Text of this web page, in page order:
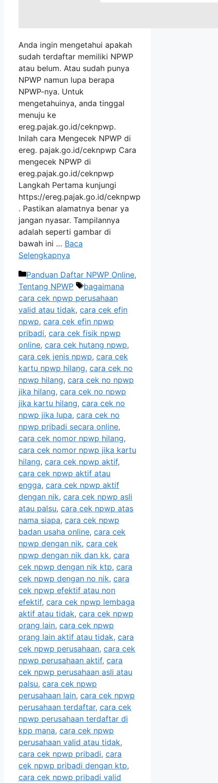
Anda ingin mengetahui apakah
sudah terdaftar memiliki NPWP
atau belum. Atau sudah punya
NPWP namun lupa berapa
NPWP-nya. Untuk
mengetahuinya, anda tinggal
menuju ke
ereg.pajak.go.id/ceknpwp.
Inilah cara Mengecek NPWP di
ereg. pajak.go.id/ceknpwp Cara
mengecek NPWP di
ereg.pajak.go.id/ceknpwp
Langkah Pertama kunjungi
https://ereg.pajak.go.id/ceknpwp
. Pastikan alamatnya benar ya
jangan nyasar. Tampilannya
adalah seperti gambar di
bawah ini … Baca
Selengkapnya
Kategori
Panduan Daftar NPWP Online,
Tentang NPWP
Tag
bagaimana
cara cek npwp perusahaan
valid atau tidak, cara cek efin
npwp, cara cek efin npwp
pribadi, cara cek fisik npwp
online, cara cek hutang npwp,
cara cek jenis npwp, cara cek
kartu npwp hilang, cara cek no
npwp hilang, cara cek no npwp
jika hilang, cara cek no npwp
jika kartu hilang, cara cek no
npwp jika lupa, cara cek no
npwp pribadi secara online,
cara cek nomor npwp hilang,
cara cek nomor npwp jika kartu
hilang, cara cek npwp aktif,
cara cek npwp aktif atau
engga, cara cek npwp aktif
dengan nik, cara cek npwp asli
atau palsu, cara cek npwp atas
nama siapa, cara cek npwp
badan usaha online, cara cek
npwp dengan nik, cara cek
npwp dengan nik dan kk, cara
cek npwp dengan nik ktp, cara
cek npwp dengan no nik, cara
cek npwp efektif atau non
efektif, cara cek npwp lembaga
aktif atau tidak, cara cek npwp
orang lain, cara cek npwp
orang lain aktif atau tidak, cara
cek npwp perusahaan, cara cek
npwp perusahaan aktif, cara
cek npwp perusahaan asli atau
palsu, cara cek npwp
perusahaan lain, cara cek npwp
perusahaan terdaftar, cara cek
npwp perusahaan terdaftar di
kpp mana, cara cek npwp
perusahaan valid atau tidak,
cara cek npwp pribadi, cara
cek npwp pribadi dengan ktp,
cara cek npwp pribadi valid